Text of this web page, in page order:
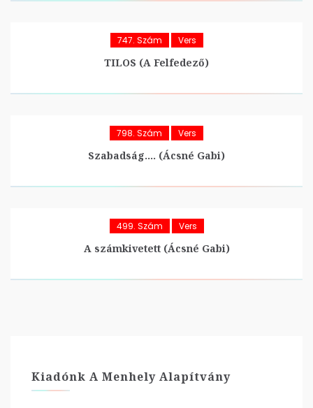
747. Szám Vers
TILOS (A Felfedező)
798. Szám Vers
Szabadság…. (Ácsné Gabi)
499. Szám Vers
A számkivetett (Ácsné Gabi)
Kiadónk A Menhely Alapítvány